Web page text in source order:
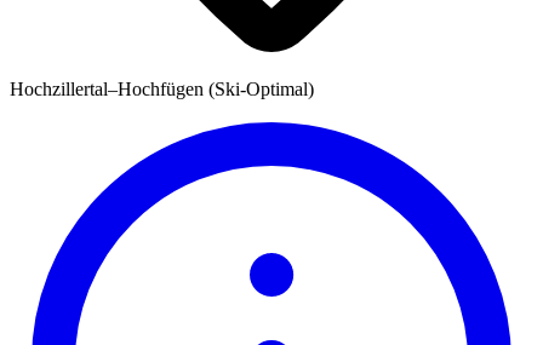
Hochzillertal–Hochfügen (Ski-Optimal)